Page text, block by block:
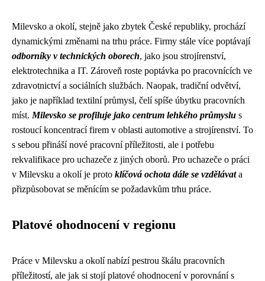
Milevsko a okolí, stejně jako zbytek České republiky, prochází
dynamickými změnami na trhu práce. Firmy stále více poptávají
odborníky v technických oborech, jako jsou strojírenství,
elektrotechnika a IT. Zároveň roste poptávka po pracovnících ve
zdravotnictví a sociálních službách. Naopak, tradiční odvětví,
jako je například textilní průmysl, čelí spíše úbytku pracovních
míst. Milevsko se profiluje jako centrum lehkého průmyslu s
rostoucí koncentrací firem v oblasti automotive a strojírenství. To
s sebou přináší nové pracovní příležitosti, ale i potřebu
rekvalifikace pro uchazeče z jiných oborů. Pro uchazeče o práci
v Milevsku a okolí je proto klíčová ochota dále se vzdělávata
přizpůsobovat se měnícím se požadavkům trhu práce.
Platové ohodnocení v regionu
Práce v Milevsku a okolí nabízí pestrou škálu pracovních
příležitostí, ale jak si stojí platové ohodnocení v porovnání s